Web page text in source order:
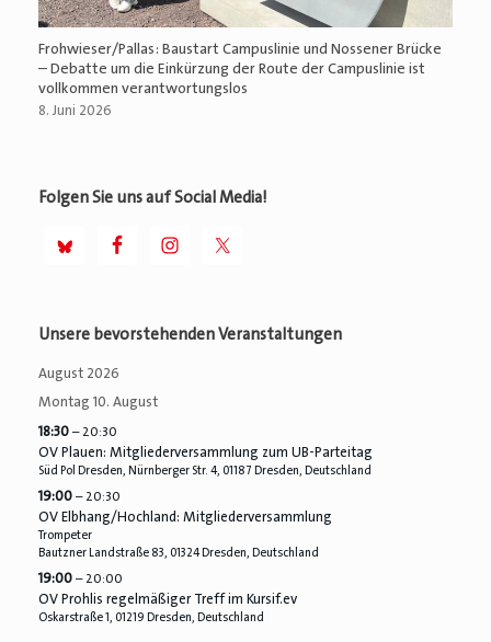
Frohwieser/Pallas: Baustart Campuslinie und Nossener Brücke
– Debatte um die Einkürzung der Route der Campuslinie ist
vollkommen verantwortungslos
8. Juni 2026
Folgen Sie uns auf Social Media!
Unsere bevorstehenden Veranstaltungen
August 2026
Montag 10. August
18:30 – 20:30
OV Plauen: Mitgliederversammlung zum UB-Parteitag
Süd Pol Dresden, Nürnberger Str. 4, 01187 Dresden, Deutschland
19:00 – 20:30
OV Elbhang/Hochland: Mitgliederversammlung
Trompeter
Bautzner Landstraße 83, 01324 Dresden, Deutschland
19:00 – 20:00
OV Prohlis regelmäßiger Treff im Kursif.ev
Oskarstraße 1, 01219 Dresden, Deutschland